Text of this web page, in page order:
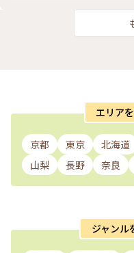
エリア
京都 東京 北海道
山梨
長野 奈良
ジャンル